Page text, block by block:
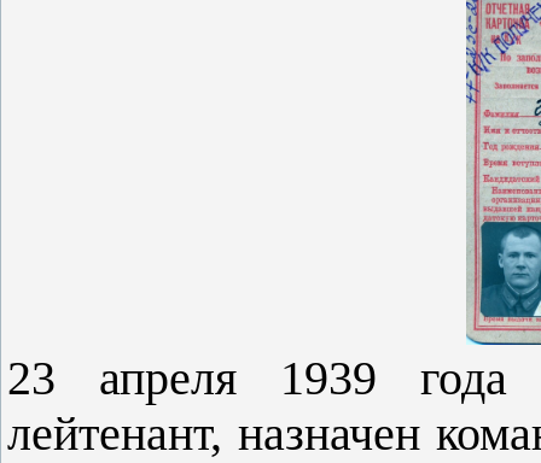
23 апреля 1939 года
лейтенант, назначен